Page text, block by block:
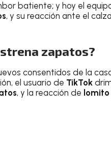
batiente; y hoy el
, y su reacción ante el
zapatos?
consentidos de la
el usuario de TikTok
, y la reacción de lomito